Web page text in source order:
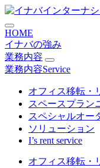
アライド
コ
ン
テ
ン
ツ
に
HOME
イナバの強み
業務内容
業務内容Service
オフィス移転・
スペースプラン
スペシャルオー
ソリューション
I’s rent service
オフィス移転・